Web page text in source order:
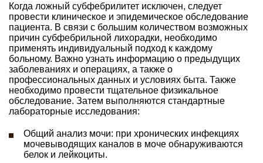
Когда ложный субфебрилитет исключен, следует
провести клиническое и эпидемическое обследование
пациента. В связи с большим количеством возможных
причин субфебрильной лихорадки, необходимо
применять индивидуальный подход к каждому
больному. Важно узнать информацию о предыдущих
заболеваниях и операциях, а также о
профессиональных данных и условиях быта. Также
необходимо провести тщательное физикальное
обследование. Затем выполняются стандартные
лабораторные исследования:
Общий анализ мочи: при хронических инфекциях
мочевыводящих каналов в моче обнаруживаются
белок и лейкоциты.